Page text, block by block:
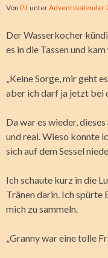
Von PitunterAdventskalender
Der Wasserkocher
es in die Tassen und
„Keine Sorge, mir geht
aber ich darf ja jetzt bei
Da war es wieder,
und real. Wieso konnte
sich auf dem Sessel
Ich schaute kurz in die
Tränen darin. Ich spürte
mich zu sammeln.
„Granny war eine tolle